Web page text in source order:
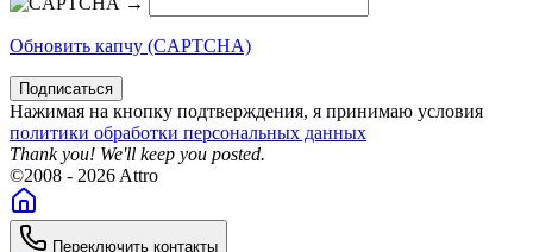
Обновить капчу (CAPTCHA)
Подписаться
Нажимая на кнопку подтверждения, я принимаю условия
политики обработки персональных данных
Thank you! We'll keep you posted.
©2008 - 2026 Attro
Переключить контакты